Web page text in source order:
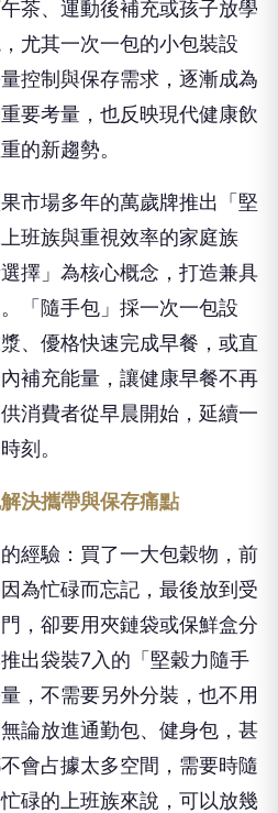
茶、運動後補充或孩子放學
尤其一次一包的小包裝設
控制與保存需求，逐漸成為
要考量，也反映現代健康飲
的新趨勢。
市場多年的萬歲牌推出「堅
班族與重視效率的家庭族
擇」為核心概念，打造兼具
「隨手包」採一次一包設
、優格快速完成早餐，或直
補充能量，讓健康早餐不再
消費者從早晨開始，延續一
刻。
決攜帶與保存痛點
經驗：買了一大包穀物，前
為忙碌而忘記，最後放到受
，卻要用夾鏈袋或保鮮盒分
出袋裝7入的「堅穀力隨手
，不需要另外分裝，也不用
論放進通勤包、健身包，甚
會占據太多空間，需要時隨
碌的上班族來說，可以放幾